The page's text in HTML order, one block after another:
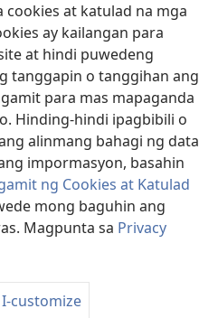
at katulad na mga
ay kailangan para
at hindi puwedeng
tanggapin o tanggihan ang
para mas mapaganda
Hinding-hindi ipagbibili o
alinmang bahagi ng data
impormasyon, basahin
ng Cookies at Katulad
mong baguhin ang
Magpunta sa Privacy
I-customize
mga apostol